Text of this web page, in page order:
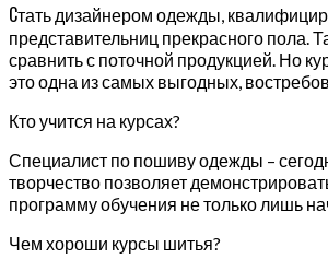
Стать дизайнером одежды,
представительниц прекрасного
сравнить с поточной продукцией. Но
это одна из самых выгодных,
Кто учится на курсах?
Специалист по пошиву одежды –
творчество позволяет
программу обучения не только лишь
Чем хороши курсы шитья?